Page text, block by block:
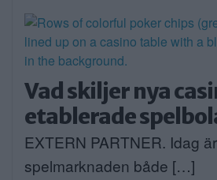
Vad skiljer nya
etablerade
EXTERN PARTNER. Idag
spelmarknaden både […]